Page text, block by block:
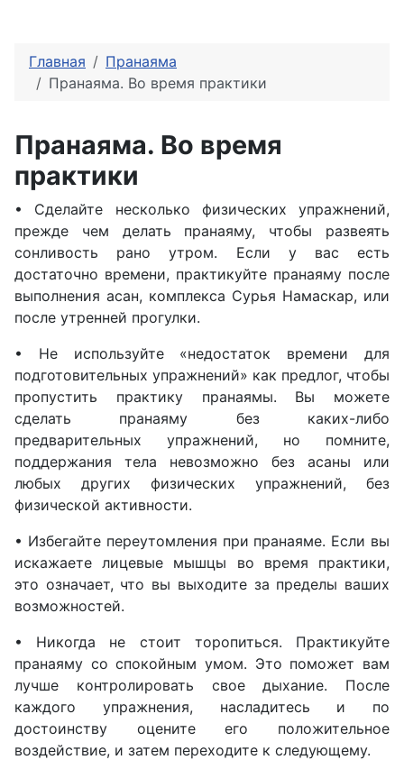
Главная
Пранаяма
Пранаяма. Во время практики
Пранаяма. Во время
практики
• Сделайте несколько физических упражнений,
прежде чем делать пранаяму, чтобы развеять
сонливость рано утром. Если у вас есть
достаточно времени, практикуйте пранаяму после
выполнения асан, комплекса Сурья Намаскар, или
после утренней прогулки.
• Не используйте «недостаток времени для
подготовительных упражнений» как предлог, чтобы
пропустить практику пранаямы. Вы можете
сделать пранаяму без каких-либо
предварительных упражнений, но помните,
поддержания тела невозможно без асаны или
любых других физических упражнений, без
физической активности.
• Избегайте переутомления при пранаяме. Если вы
искажаете лицевые мышцы во время практики,
это означает, что вы выходите за пределы ваших
возможностей.
• Никогда не стоит торопиться. Практикуйте
пранаяму со спокойным умом. Это поможет вам
лучше контролировать свое дыхание. После
каждого упражнения, насладитесь и по
достоинству оцените его положительное
воздействие, и затем переходите к следующему.